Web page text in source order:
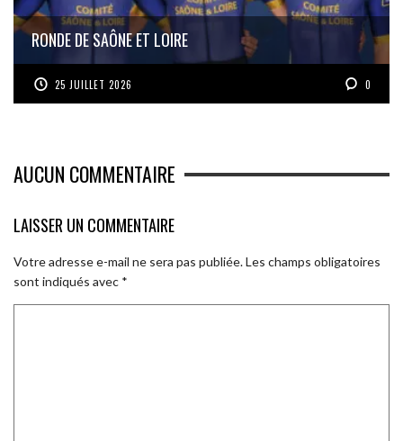
RONDE DE SAÔNE ET LOIRE
25 JUILLET 2026 0
AUCUN COMMENTAIRE
LAISSER UN COMMENTAIRE
Votre adresse e-mail ne sera pas publiée.Les champs obligatoires
sont indiqués avec *